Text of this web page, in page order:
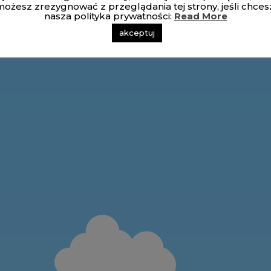
zrezygnować z przeglądania tej strony, jeśli
nasza polityka prywatności: Read More
akceptuj